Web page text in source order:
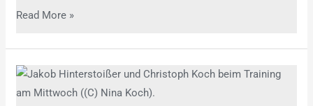
Read More »
Angerer
B-